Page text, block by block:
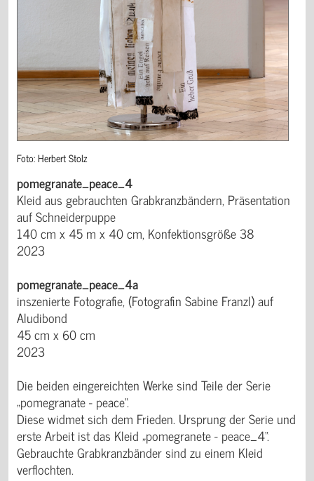
Foto: Herbert Stolz
pomegranate_peace_4
Kleid aus gebrauchten Grabkranzbändern, Präsentation
auf Schneiderpuppe
140 cm x 45 m x 40 cm, Konfektionsgröße 38
2023
pomegranate_peace_4a
inszenierte Fotografie, (Fotografin Sabine Franzl) auf
Aludibond
45 cm x 60 cm
2023
Die beiden eingereichten Werke sind Teile der Serie
„pomegranate - peace“.
Diese widmet sich dem Frieden. Ursprung der Serie und
erste Arbeit ist das Kleid „pomegranete - peace_4“.
Gebrauchte Grabkranzbänder sind zu einem Kleid
verflochten.